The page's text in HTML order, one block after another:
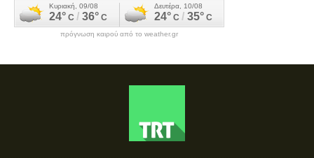
πρόγνωση καιρού από το weather.gr